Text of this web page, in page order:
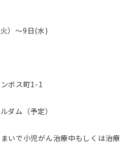
）～9日(水)
ボス町1-1
ダム（予定）
いで小児がん治療中もしくは治療